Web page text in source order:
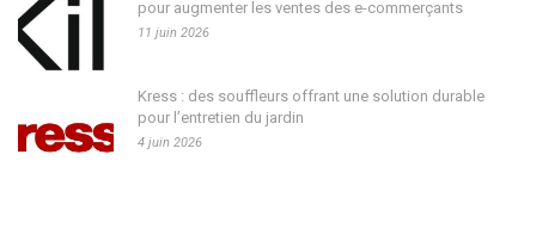
pour augmenter les ventes des e-commerçants
11 juin 2026
Kress : des souffleurs offrant une solution durable
pour l’entretien du jardin
4 juin 2026